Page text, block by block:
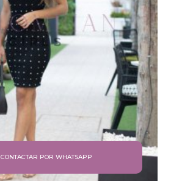
CONTACTAR POR WHATSAPP